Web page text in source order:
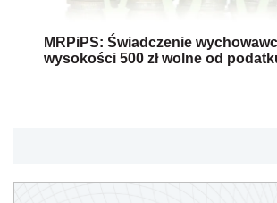
MRPiPS: Świadczenie
wysokości 500 zł wolne od